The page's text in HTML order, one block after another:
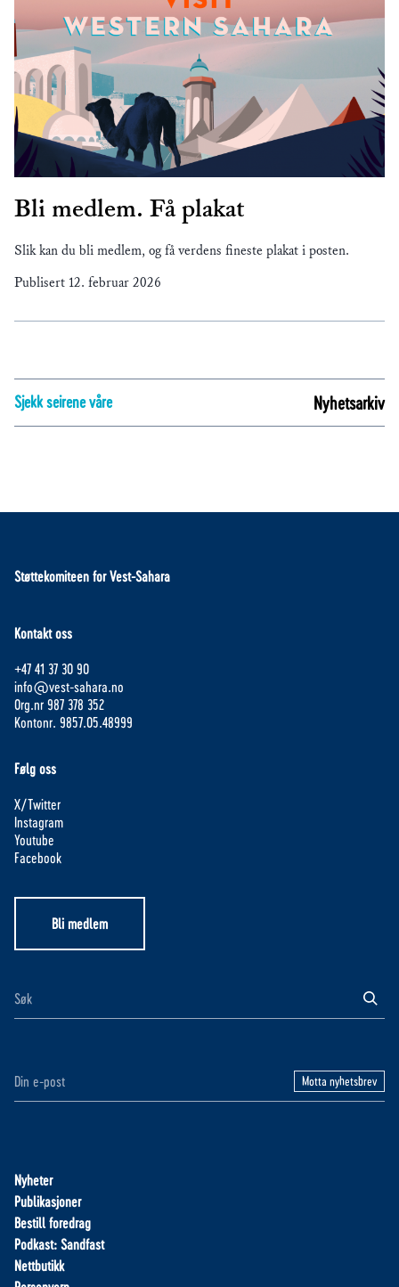
Bli medlem. Få plakat
Slik kan du bli medlem, og få verdens fineste plakat i posten.
Publisert 12. februar 2026
Sjekk seirene våre Nyhetsarkiv
Støttekomiteen for Vest-Sahara
Kontakt oss
+47 41 37 30 90
info@vest-sahara.no
Org.nr 987 378 352
Kontonr. 9857.05.48999
Følg oss
X/Twitter
Instagram
Youtube
Facebook
Bli medlem
Motta nyhetsbrev
Nyheter
Publikasjoner
Bestill foredrag
Podkast: Sandfast
Nettbutikk